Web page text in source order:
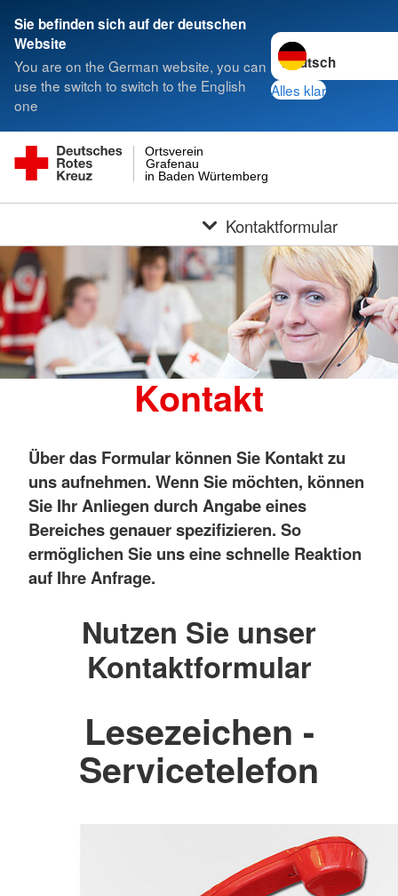
Sie befinden sich auf der deutschen
Website
You are on the German website, you can
use the switch to switch to the English
one
Sprache wechseln
Alles klar
in Baden Würtemberg
Grafenau
Ortsverein
Kontaktformular
Kontakt
Über das Formular können Sie Kontakt zu
uns aufnehmen. Wenn Sie möchten, können
Sie Ihr Anliegen durch Angabe eines
Bereiches genauer spezifizieren. So
ermöglichen Sie uns eine schnelle Reaktion
auf Ihre Anfrage.
Nutzen Sie unser
Kontaktformular
Lesezeichen -
Servicetelefon